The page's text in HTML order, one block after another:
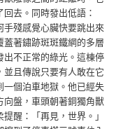
去。同時發出低語：
手殘感覺心臟快要跳出來
著鏽跡斑斑鐵網的多層
不正常的綠光。這棟停
且傳說只要有人敢在它
一個泊車地獄。他已經失
向盤，車頭朝著銅獨角獸
醒：「再見，世界。」